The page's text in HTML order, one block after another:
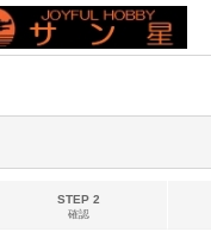
STEP 2
確認